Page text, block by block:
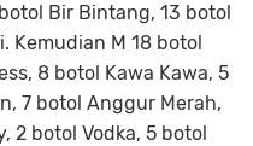
Bir Bintang, 13 botol
Kemudian M 18 botol
8 botol Kawa Kawa, 5
7 botol Anggur Merah,
2 botol Vodka, 5 botol